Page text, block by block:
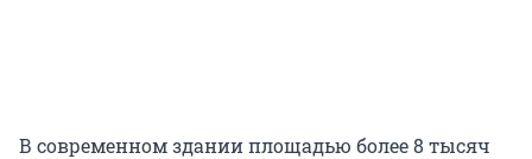
В современном здании площадью более 8 тысяч